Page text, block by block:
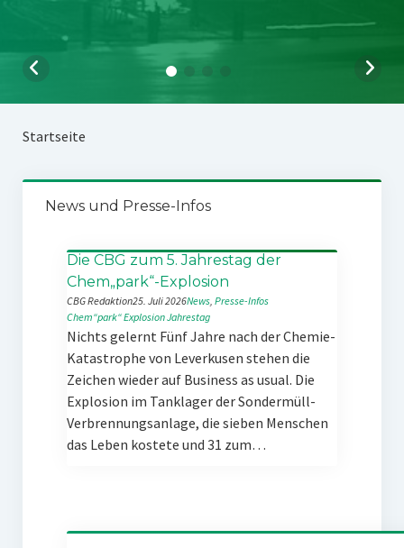
Startseite
News und Presse-Infos
Die CBG zum 5. Jahrestag der
Chem„park“-Explosion
CBG Redaktion25. Juli 2026News, Presse-Infos
Chem“park“ExplosionJahrestag
Nichts gelernt Fünf Jahre nach der Chemie-
Katastrophe von Leverkusen stehen die
Zeichen wieder auf Business as usual. Die
Explosion im Tanklager der Sondermüll-
Verbrennungsanlage, die sieben Menschen
das Leben kostete und 31 zum…